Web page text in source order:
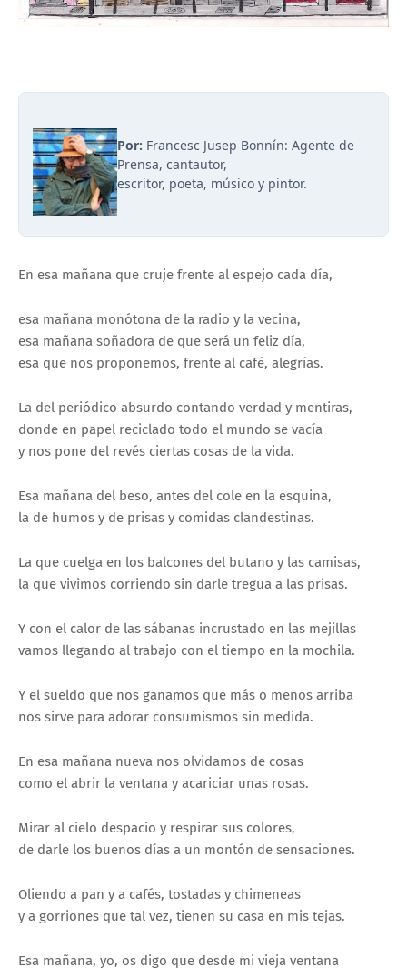
Por: Francesc Jusep Bonnín: Agente de
Prensa, cantautor,
escritor, poeta, músico y pintor.
En esa mañana que cruje frente al espejo cada día,
esa mañana monótona de la radio y la vecina,
esa mañana soñadora de que será un feliz día,
esa que nos proponemos, frente al café, alegrías.
La del periódico absurdo contando verdad y mentiras,
donde en papel reciclado todo el mundo se vacía
y nos pone del revés ciertas cosas de la vida.
Esa mañana del beso, antes del cole en la esquina,
la de humos y de prisas y comidas clandestinas.
La que cuelga en los balcones del butano y las camisas,
la que vivimos corriendo sin darle tregua a las prisas.
Y con el calor de las sábanas incrustado en las mejillas
vamos llegando al trabajo con el tiempo en la mochila.
Y el sueldo que nos ganamos que más o menos arriba
nos sirve para adorar consumismos sin medida.
En esa mañana nueva nos olvidamos de cosas
como el abrir la ventana y acariciar unas rosas.
Mirar al cielo despacio y respirar sus colores,
de darle los buenos días a un montón de sensaciones.
Oliendo a pan y a cafés, tostadas y chimeneas
y a gorriones que tal vez, tienen su casa en mis tejas.
Esa mañana, yo, os digo que desde mi vieja ventana